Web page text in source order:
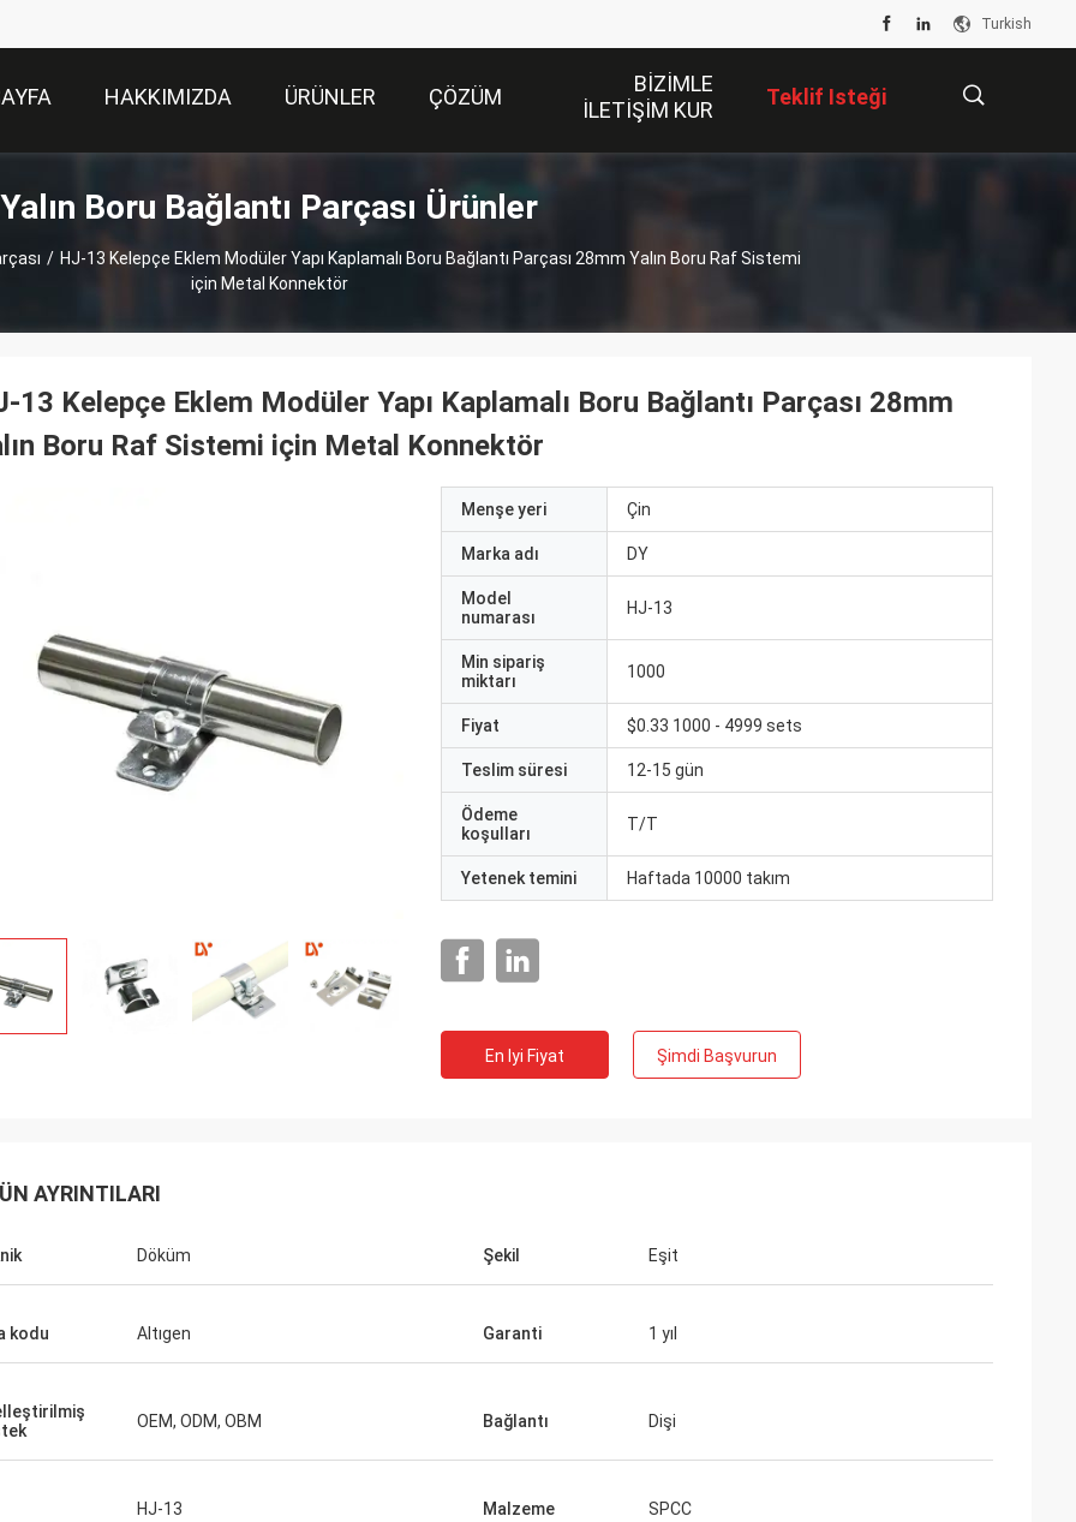
Turkish
HAKKIMIZDA ÜRÜNLER ÇÖZÜM
BIZIMLE
ILETIŞIM KUR
Teklif Isteği
Yalın Boru Bağlantı Parçası Ürünler
/ HJ-13 Kelepçe Eklem Modüler Yapı Kaplamalı Boru Bağlantı Parçası 28mm Yalın Boru Raf Sistemi
için Metal Konnektör
Huawei Telekom
zaman Tote Cart ve çalışma
13 Kelepçe Eklem Modüler Yapı Kaplamalı Boru Bağlantı Parçası 28mm
Boru Raf Sistemi için Metal Konnektör
Menşe yeri Çin
Marka adı DY
Model
numarası
HJ-13
Min sipariş
miktarı
1000
Fiyat $0.33 1000 - 4999 sets
Teslim süresi 12-15 gün
Ödeme
koşulları
T/T
Yetenek temini Haftada 10000 takım
En Iyi Fiyat Şimdi Başvurun
AYRINTILARI
Döküm Şekil Eşit
kodu Altıgen Garanti 1 yıl
OEM, ODM, OBM Bağlantı Dişi
HJ-13 Malzeme SPCC